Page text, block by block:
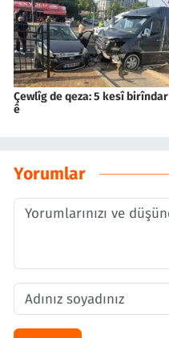
Çewlîg de qeza: 5 kesî birîndar
ê
Yorumlar